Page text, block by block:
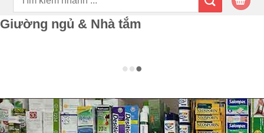
Giường ngủ & Nhà tắm